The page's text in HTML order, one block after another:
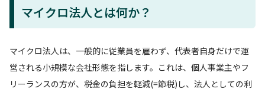
マイクロ法人とは何か？
マイクロ法人は、一般的に従業員を雇わず、代表者自身だけで運
営される小規模な会社形態を指します。これは、個人事業主やフ
リーランスの方が、税金の負担を軽減(=節税)し、法人としての利